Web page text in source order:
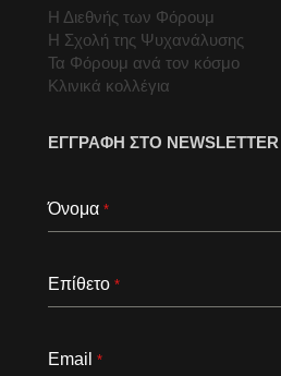
Η Διεθνής των Φόρουμ
Η Σχολή της Ψυχανάλυσης
Τα Φόρουμ ανά τον κόσμο
Κλινικά κολλέγια
ΕΓΓΡΑΦΗ ΣΤΟ NEWSLETTER
Όνομα *
Επίθετο *
Email *